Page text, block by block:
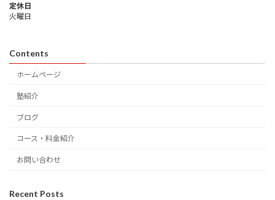
定休日
火曜日
Contents
ホームページ
塾紹介
ブログ
コース・料金紹介
お問い合わせ
Recent Posts